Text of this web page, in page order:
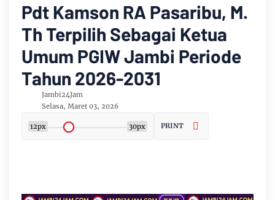
Pdt Kamson RA Pasaribu, M.
Th Terpilih Sebagai Ketua
Umum PGIW Jambi Periode
Tahun 2026-2031
Jambi24Jam
Selasa, Maret 03, 2026
12px 30px PRINT